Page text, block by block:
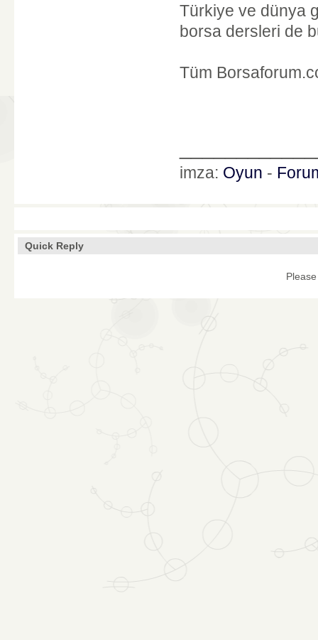
Türkiye ve dünya
borsa dersleri de
Tüm
imza: Oyun -
Quick Reply